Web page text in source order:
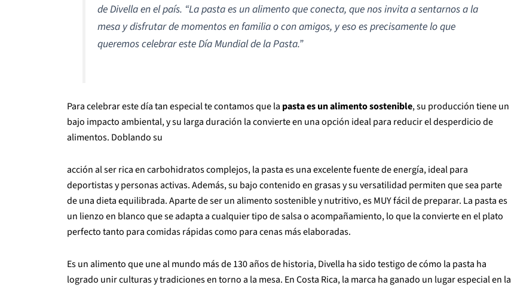
de Divella en el país. “La pasta es un alimento que conecta, que nos invita a sentarnos a la
mesa y disfrutar de momentos en familia o con amigos, y eso es precisamente lo que
queremos celebrar este Día Mundial de la Pasta.”
Para celebrar este día tan especial te contamos que la pasta es un alimento sostenible, su producción tiene un
bajo impacto ambiental, y su larga duración la convierte en una opción ideal para reducir el desperdicio de
alimentos. Doblando su
acción al ser rica en carbohidratos complejos, la pasta es una excelente fuente de energía, ideal para
deportistas y personas activas. Además, su bajo contenido en grasas y su versatilidad permiten que sea parte
de una dieta equilibrada. Aparte de ser un alimento sostenible y nutritivo, es MUY fácil de preparar. La pasta es
un lienzo en blanco que se adapta a cualquier tipo de salsa o acompañamiento, lo que la convierte en el plato
perfecto tanto para comidas rápidas como para cenas más elaboradas.
Es un alimento que une al mundo más de 130 años de historia, Divella ha sido testigo de cómo la pasta ha
logrado unir culturas y tradiciones en torno a la mesa. En Costa Rica, la marca ha ganado un lugar especial en la